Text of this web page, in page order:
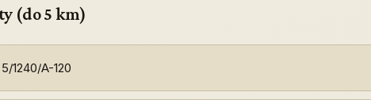
(do 5 km)
5/1240/A-120